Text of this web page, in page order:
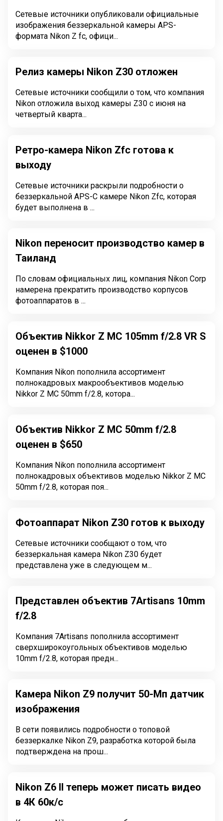
Сетевые источники опубликовали официальные
изображения беззеркальной камеры APS-
формата Nikon Z fc, офици...
Релиз камеры Nikon Z30 отложен
Сетевые источники сообщили о том, что компания
Nikon отложила выход камеры Z30 с июня на
четвертый кварта...
Ретро-камера Nikon Zfc готова к
выходу
Сетевые источники раскрыли подробности о
беззеркальной APS-C камере Nikon Zfc, которая
будет выполнена в ...
Nikon переносит производство камер в
Таиланд
По словам официальных лиц, компания Nikon Corp
намерена прекратить производство корпусов
фотоаппаратов в ...
Объектив Nikkor Z MC 105mm f/2.8 VR S
оценен в $1000
Компания Nikon пополнила ассортимент
полнокадровых макрообъективов моделью
Nikkor Z MC 50mm f/2.8, котора...
Объектив Nikkor Z MC 50mm f/2.8
оценен в $650
Компания Nikon пополнила ассортимент
полнокадровых объективов моделью Nikkor Z MC
50mm f/2.8, которая поя...
Фотоаппарат Nikon Z30 готов к выходу
Сетевые источники сообщают о том, что
беззеркальная камера Nikon Z30 будет
представлена уже в следующем м...
Представлен объектив 7Artisans 10mm
f/2.8
Компания 7Artisans пополнила ассортимент
сверхширокоугольных объективов моделью
10mm f/2.8, которая предн...
Камера Nikon Z9 получит 50-Мп датчик
изображения
В сети появились подробности о топовой
беззеркалке Nikon Z9, разработка которой была
подтверждена на прош...
Nikon Z6 II теперь может писать видео
в 4К 60к/с